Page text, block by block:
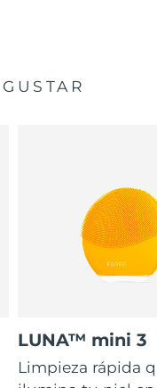
LUNA™ mini 3
Limpieza rápida